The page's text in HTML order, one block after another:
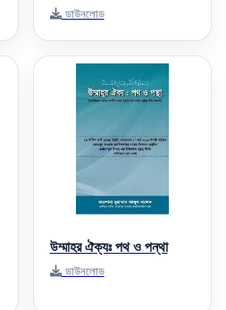
ডাউনলোড
উম্মাহর ঐক্যঃ পথ ও পন্থা
ডাউনলোড